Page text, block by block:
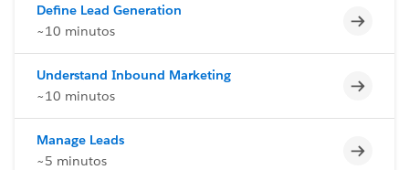
Define Lead Generation
~10 minutos
Understand Inbound Marketing
~10 minutos
Manage Leads
~5 minutos